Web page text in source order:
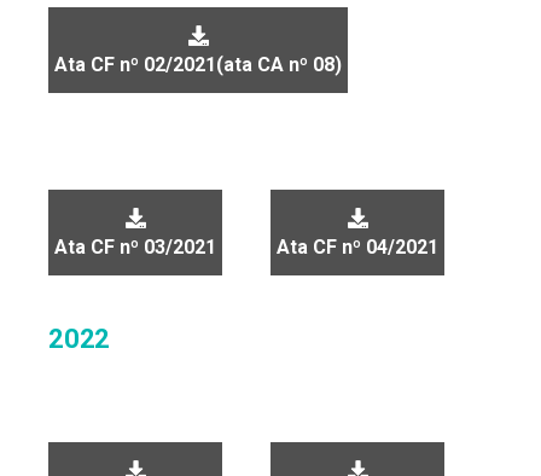
Ata CF nº 02/2021(ata CA nº 08)
Ata CF nº 03/2021 Ata CF nº 04/2021
2022